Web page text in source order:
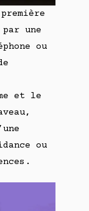
une
ou
et le
ou